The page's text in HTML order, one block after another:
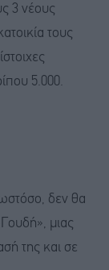
3 νέους
τους
5.000.
δεν θα
μιας
της και σε